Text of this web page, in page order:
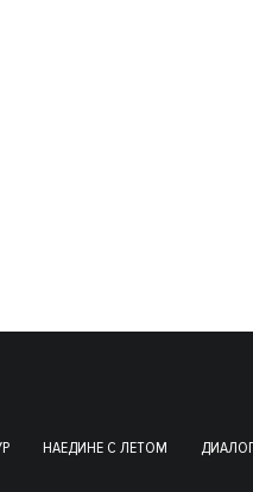
НАЕДИНЕ С ЛЕТОМ